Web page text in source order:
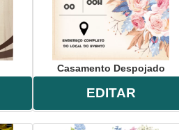
Casamento Despojado
EDITAR